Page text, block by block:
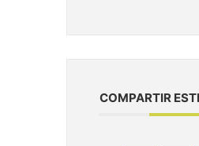
COMPARTIR